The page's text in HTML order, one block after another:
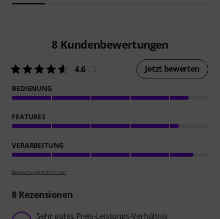
8 Kundenbewertungen
4.6 Jetzt bewerten
BEDIENUNG
FEATURES
VERARBEITUNG
Bewertungsrichtlinien
8Rezensionen
Sehr gutes Preis-Leistungs-Verhältnis